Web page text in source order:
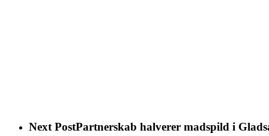
Next PostPartnerskab halverer madspild i